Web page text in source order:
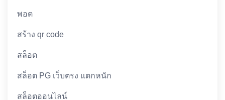
พอต
สร้าง qr code
สล็อต
สล็อต PG เว็บตรง แตกหนัก
สล็อตออนไลน์